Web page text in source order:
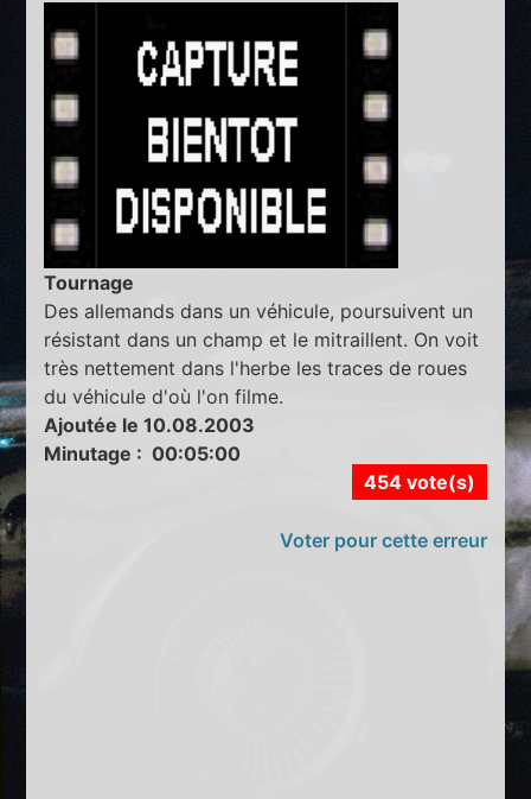
Tournage
Des allemands dans un véhicule, poursuivent un
résistant dans un champ et le mitraillent. On voit
très nettement dans l'herbe les traces de roues
du véhicule d'où l'on filme.
Ajoutée le 10.08.2003
Minutage : 00:05:00
454 vote(s)
Voter pour cette erreur